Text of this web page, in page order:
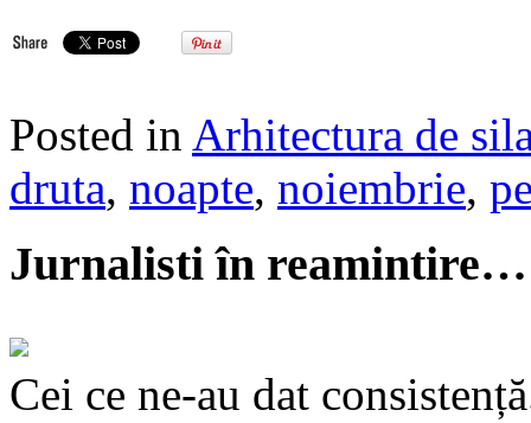
Posted in Arhitectura de
druta, noapte, noiembrie,
Jurnalisti în reamintire…
Cei ce ne-au dat